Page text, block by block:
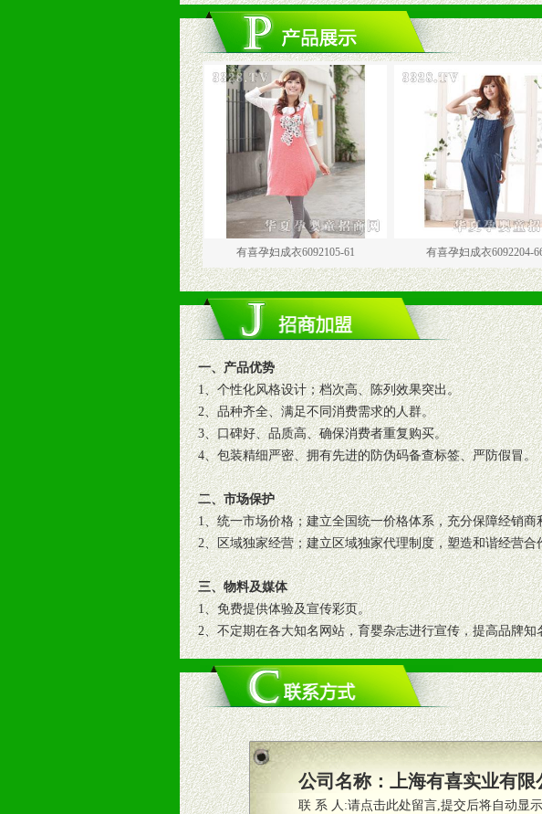
有喜孕妇成衣6092105-61 有喜孕妇成衣6092204-66
一、产品优势
1、个性化风格设计；档次高、陈列效果突出。
2、品种齐全、满足不同消费需求的人群。
3、口碑好、品质高、确保消费者重复购买。
4、包装精细严密、拥有先进的防伪码备查标签、严防假冒。
二、市场保护
1、统一市场价格；建立全国统一价格体系，充分保障经销商
2、区域独家经营；建立区域独家代理制度，塑造和谐经营合
三、物料及媒体
1、免费提供体验及宣传彩页。
2、不定期在各大知名网站，育婴杂志进行宣传，提高品牌知
3、根据地方实际情况提供销售喷绘画、促销架等销售道具。
四、市场操作及支持
1、根据区域市场协助制定具体营销策略。
2、根据具体情况公司给予必要市场支持。
3、根据市场需要，派驻区域销售人员全程跟踪服务，以确保
4、根据市场情况公司给予专职或兼职的业务代表及终端导购
公司名称： 上海有喜实业有限
联 系 人:请点击此处留言,提交后将自动显